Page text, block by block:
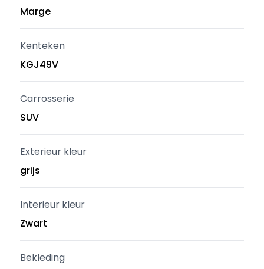
Marge
Kenteken
KGJ49V
Carrosserie
SUV
Exterieur kleur
grijs
Interieur kleur
Zwart
Bekleding